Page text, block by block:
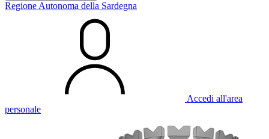
Regione Autonoma della Sardegna
Accedi all'area
personale